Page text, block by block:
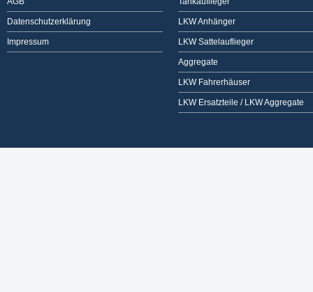
Datenschutzerklärung
Impressum
LKW Anhänger
LKW Sattelauflieger
Aggregate
LKW Fahrerhäuser
LKW Ersatzteile / LKW Aggregate